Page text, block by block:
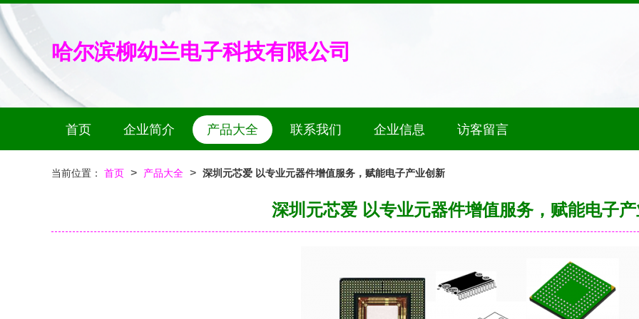
哈尔滨柳幼兰电子科技有限公司
首页 企业简介 产品大全 联系我们 企业信息 访客留言
当前位置： 首页 > 产品大全 > 深圳元芯爱 以专业元器件增值服务，赋能电子产业创新
深圳元芯爱 以专业元器件增值服务，赋能电子